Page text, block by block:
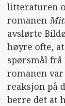
litteraturen
romanen
avslørte
høyre ofte,
spørsmål frå
romanen
reaksjon på
berre det at